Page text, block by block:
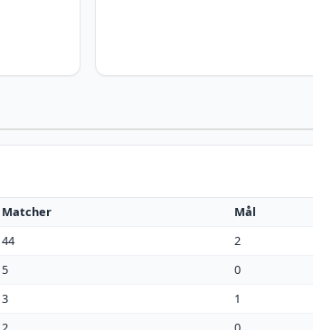
Matcher Mål
44 2
5 0
3 1